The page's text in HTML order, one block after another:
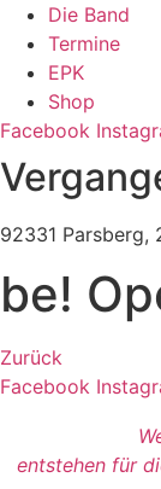
Die Band
Termine
EPK
Shop
Facebook
92331 Parsberg,
be!
Zurück
Facebook
entstehen für